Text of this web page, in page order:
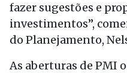
fazer sugestões e
investimentos”,
do Planejamento,
As aberturas de PMI